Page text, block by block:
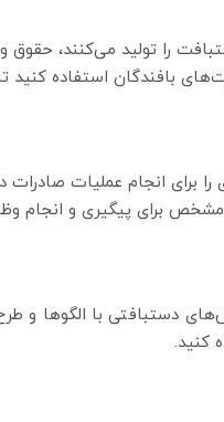
را تولید می‌کنند، حقوق
بافندگان استفاده کنید
برای انجام عملیات صادرات
مشخص برای پیگیری و انجام
دستبافتی با الگوها
کنید.